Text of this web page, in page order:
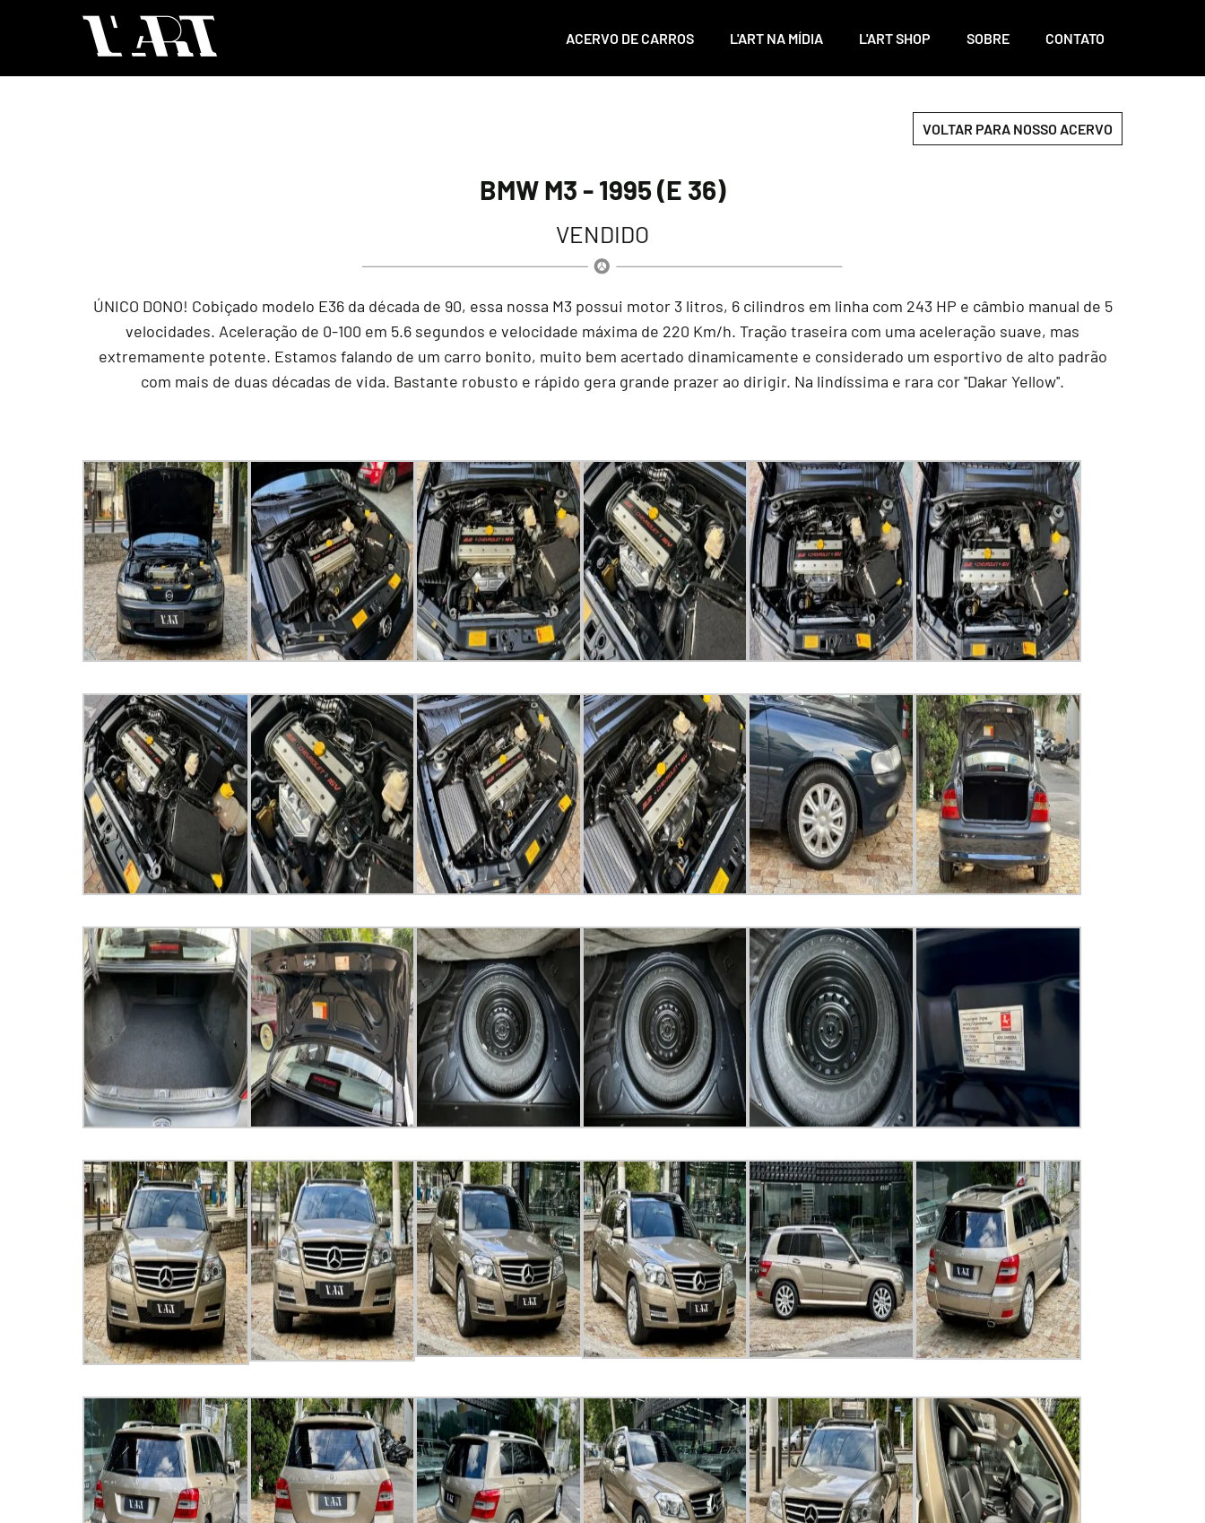
ACERVO DE CARROS L'ART NA MÍDIA L'ART SHOP SOBRE CONTATO
VOLTAR PARA NOSSO ACERVO
BMW M3 - 1995 (E 36)
VENDIDO
ÚNICO DONO! Cobiçado modelo E36 da década de 90, essa nossa M3 possui motor 3 litros, 6 cilindros em linha com 243 HP e câmbio manual de 5
velocidades. Aceleração de 0-100 em 5.6 segundos e velocidade máxima de 220 Km/h. Tração traseira com uma aceleração suave, mas
extremamente potente. Estamos falando de um carro bonito, muito bem acertado dinamicamente e considerado um esportivo de alto padrão
com mais de duas décadas de vida. Bastante robusto e rápido gera grande prazer ao dirigir. Na lindíssima e rara cor ''Dakar Yellow''.